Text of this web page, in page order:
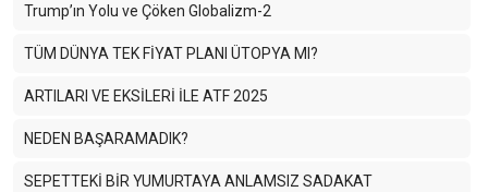
Trump’ın Yolu ve Çöken Globalizm-2
TÜM DÜNYA TEK FİYAT PLANI ÜTOPYA MI?
ARTILARI VE EKSİLERİ İLE ATF 2025
NEDEN BAŞARAMADIK?
SEPETTEKİ BİR YUMURTAYA ANLAMSIZ SADAKAT